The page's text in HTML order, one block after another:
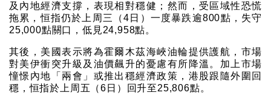
及內地經濟支撐，表現相對穩健；然而，受區域性恐慌
拖累，恒指仍於上周三（4日）一度暴跌逾800點，失守
25,000點關口，低見24,958點。
其後，美國表示將為霍爾木茲海峽油輪提供護航，市場
對美伊衝突升級及油價飆升的憂慮有所降溫。加上市場
憧憬內地「兩會」或推出穩經濟政策，港股跟隨外圍回
穩，恒指於上周五（6日）回升至25,806點。